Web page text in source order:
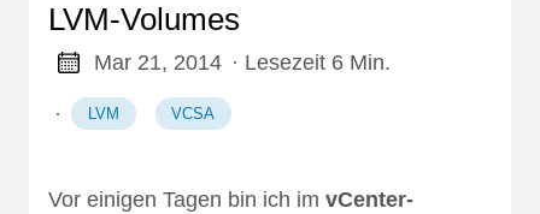
LVM-Volumes
Mar 21, 2014 · Lesezeit 6 Min.
· LVM VCSA
Vor einigen Tagen bin ich im vCenter-